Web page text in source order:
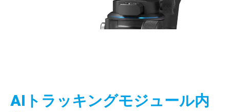
AIトラッキングモジュール内